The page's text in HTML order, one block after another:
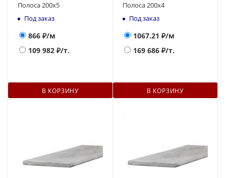
Полоса 200х5
Под заказ
866 ₽/м
109 982 ₽/т.
В КОРЗИНУ
Полоса 200х4
Под заказ
1067.21 ₽/м
169 686 ₽/т.
В КОРЗИНУ